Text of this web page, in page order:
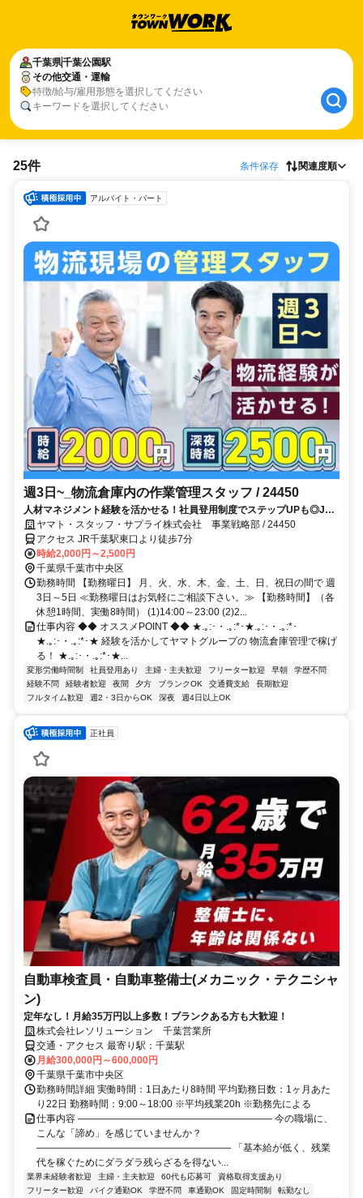
千葉県千葉公園駅
その他交通・運輸
特徴/給与/雇用形態を選択してください
キーワードを選択してください
25件 条件保存 関連度順
アルバイト・パート
週3日~_物流倉庫内の作業管理スタッフ / 24450
人材マネジメント経験を活かせる！社員登用制度でステップUPも◎JR
千葉駅～徒歩7分★高時給2000円～2500円！昼or夜の現場管理者！
ヤマト・スタッフ・サプライ株式会社 事業戦略部 / 24450
アクセス JR千葉駅東口より徒歩7分
時給2,000円～2,500円
千葉県千葉市中央区
勤務時間 【勤務曜日】 月、火、水、木、金、土、日、祝日の間で 週
3日～5日 ≪勤務曜日はお気軽にご相談下さい。≫ 【勤務時間】（各
休憩1時間、実働8時間） (1)14:00～23:00 (2)2...
仕事内容 ◆◆ オススメPOINT ◆◆ ★.｡:･・.｡:*･★.｡:･・.｡:*･
★.｡:･・.｡:*･★ 経験を活かしてヤマトグループの 物流倉庫管理で稼げ
る！ ★.｡:･・.｡:*･★...
変形労働時間制 社員登用あり 主婦・主夫歓迎 フリーター歓迎 早朝
学歴不問
経験不問
経験者歓迎 夜間 夕方 ブランクOK 交通費支給
長期歓迎
フルタイム歓迎
週2・3日からOK 深夜 週4日以上OK
正社員
自動車検査員・自動車整備士(メカニック・テクニシャ
ン)
定年なし！月給35万円以上多数！ブランクある方も大歓迎！
株式会社レソリューション 千葉営業所
交通・アクセス 最寄り駅：千葉駅
月給300,000円～600,000円
千葉県千葉市中央区
勤務時間詳細 実働時間：1日あたり8時間 平均勤務日数：1ヶ月あた
り22日 勤務時間：9:00～18:00 ※平均残業20h ※勤務先による
仕事内容 ―――――――――――――――――――― 今の職場に、
こんな「諦め」を感じていませんか？
―――――――――――――――――――― 「基本給が低く、残業
代を稼ぐためにダラダラ残らざるを得ない...
業界未経験者歓迎 主婦・主夫歓迎 60代も応募可
資格取得支援あり
フリーター歓迎
バイク通勤OK 学歴不問 車通勤OK 固定時間制
転勤なし